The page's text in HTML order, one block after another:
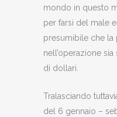
mondo in questo
per farsi del male
presumibile che la
nell’operazione
di dollari.
Tralasciando
del 6 gennaio –